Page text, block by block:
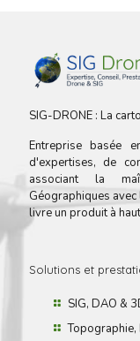
SIG-DRONE : La
Entreprise basée
d'expertises, de
associant la
Géographiques
livre un produit à
Solutions et
SIG, DAO &